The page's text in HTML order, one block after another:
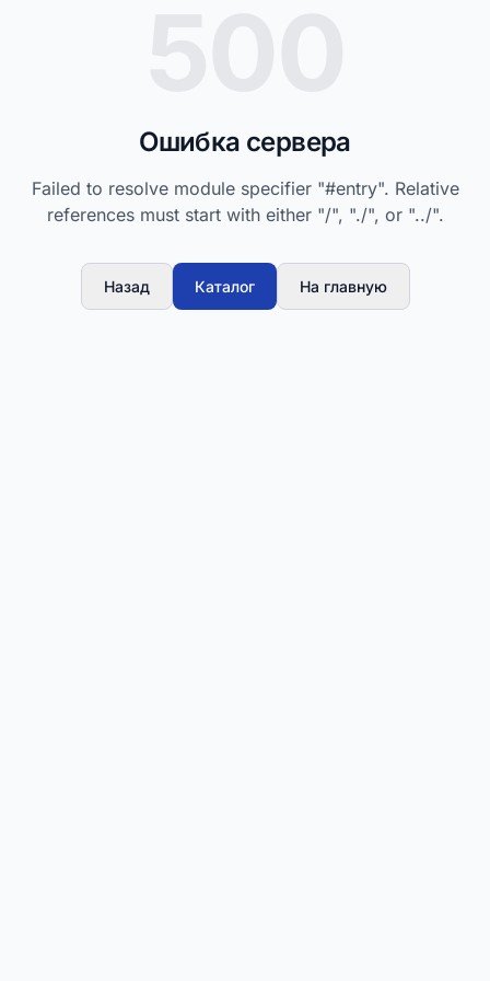
Ошибка сервера
Failed to resolve module specifier "#entry". Relative
references must start with either "/", "./", or "../".
Назад Каталог На главную